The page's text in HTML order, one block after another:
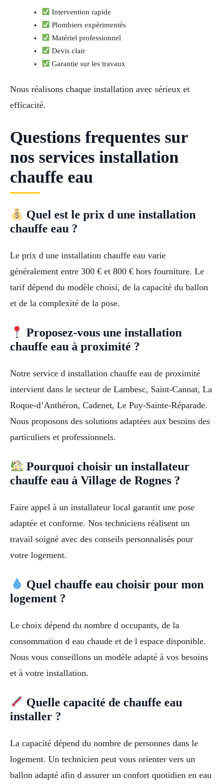
Intervention rapide
Plombiers expérimentés
Matériel professionnel
Devis clair
Garantie sur les travaux
Nous réalisons chaque installation avec sérieux et
efficacité.
Questions frequentes sur
nos services installation
chauffe eau
Quel est le prix d une installation
chauffe eau ?
Le prix d une installation chauffe eau varie
généralement entre 300 € et 800 € hors fourniture. Le
tarif dépend du modèle choisi, de la capacité du ballon
et de la complexité de la pose.
Proposez-vous une installation
chauffe eau à proximité ?
Notre service d installation chauffe eau de proximité
intervient dans le secteur de Lambesc, Saint-Cannat, La
Roque-d’Anthéron, Cadenet, Le Puy-Sainte-Réparade.
Nous proposons des solutions adaptées aux besoins des
particuliers et professionnels.
Pourquoi choisir un installateur
chauffe eau à Village de Rognes ?
Faire appel à un installateur local garantit une pose
adaptée et conforme. Nos techniciens réalisent un
travail soigné avec des conseils personnalisés pour
votre logement.
Quel chauffe eau choisir pour mon
logement ?
Le choix dépend du nombre d occupants, de la
consommation d eau chaude et de l espace disponible.
Nous vous conseillons un modèle adapté à vos besoins
et à votre installation.
Quelle capacité de chauffe eau
installer ?
La capacité dépend du nombre de personnes dans le
logement. Un technicien peut vous orienter vers un
ballon adapté afin d assurer un confort quotidien en eau